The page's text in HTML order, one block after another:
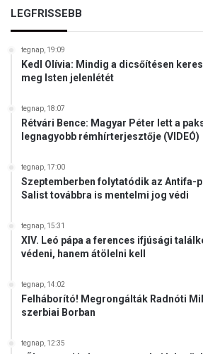
LEGFRISSEBB
tegnap, 19:09
Kedl Olívia: Mindig a dicsőítésen
meg Isten jelenlétét
tegnap, 18:07
Rétvári Bence: Magyar Péter lett a
legnagyobb rémhírterjesztője (VIDEÓ)
tegnap, 17:00
Szeptemberben folytatódik az Antifa-
Salist továbbra is mentelmi jog védi
tegnap, 15:31
XIV. Leó pápa a ferences ifjúsági
védeni, hanem átölelni kell
tegnap, 14:02
Felháborító! Megrongálták Radnóti
szerbiai Borban
tegnap, 12:35